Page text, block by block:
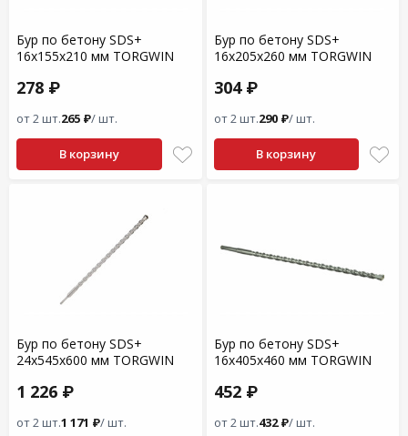
Бур по бетону SDS+
16x155x210 мм TORGWIN
278 ₽
от 2 шт.265 ₽/ шт.
В корзину
Бур по бетону SDS+
16x205x260 мм TORGWIN
304 ₽
от 2 шт.290 ₽/ шт.
В корзину
Бур по бетону SDS+
24x545x600 мм TORGWIN
1 226 ₽
от 2 шт.1 171 ₽/ шт.
Бур по бетону SDS+
16x405x460 мм TORGWIN
452 ₽
от 2 шт.432 ₽/ шт.